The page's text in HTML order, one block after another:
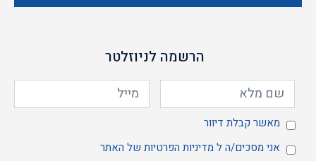
הרשמה לניוזלטר
מאשר קבלת דיוור
אני מסכים/ה ל מדיניות הפרטיות של האתר